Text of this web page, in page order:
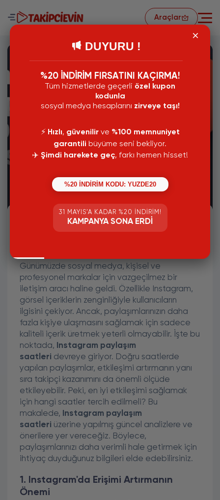
Araçlar
Instagram Paylaşım Saatleri
Instagram Paylaşım Saatleri: En
Günümüzde sosyal medya, kişisel ve
profesyonel markalar için vazgeçilmez bir
iletişim aracı haline geldi. Özellikle Instagram,
görsel içeriklerin zenginliğiyle kullanıcıların
ilgisini çekiyor. Ancak, paylaşımlarınızın daha
fazla kişiye ulaşmasını sağlamak için sadece
kaliteli içerik üretmek yeterli olmayabilir. İşte bu
noktada, Instagram paylaşım
saatleri devreye giriyor. Doğru saatlerde
yapılan paylaşımlar, etkileşimi artırmanın yanı
sıra takipçi kazanımını da önemli ölçüde
etkileyebilir. Peki, en iyi etkileşimi sağlamak
için hangi saatler tercih edilmeli? Bu
makalede, Instagram paylaşım
saatleri üzerine yapılmış güncel analizlere ve
önerilere yer vereceğiz. Böylece,
paylaşımlarınızı daha verimli hale getirmek için
ihtiyaç duyduğunuz bilgileri elde edebilirsiniz.
1. Instagram'da Erişimi Artırmanın
Önemi
DUYURU !
%20 İNDİRİM FIRSATINI KAÇIRMA!
Tüm hizmetlerde geçerli özel kupon
kodunla
sosyal medya hesaplarını zirveye taşı!
⚡️ Hızlı, güvenilirve %100 memnuniyet
garantili büyüme seni bekliyor.
✈️ Şimdi harekete geç, farkı hemen hisset!
%20 İNDİRİM KODU: YUZDE20
31 MAYIS’A KADAR %20 İNDIRIM!
KAMPANYA SONA ERDI